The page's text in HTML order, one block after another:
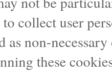
collect user
as non-
these